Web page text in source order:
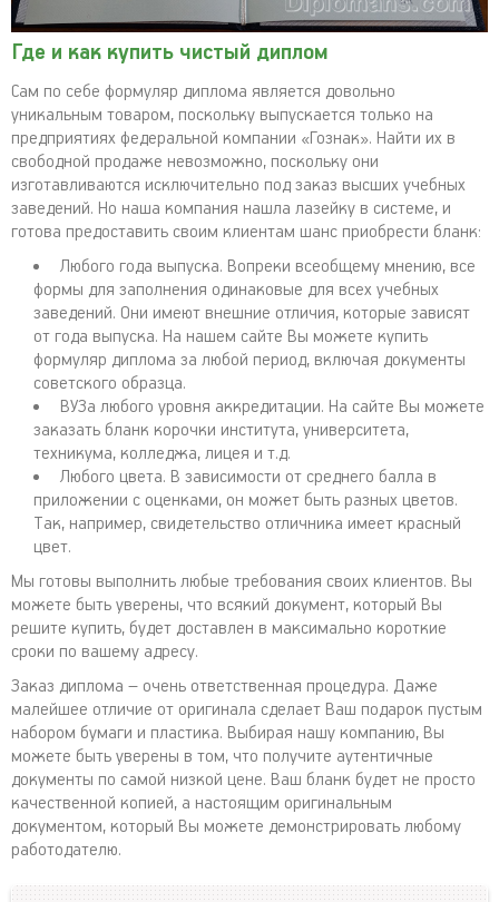
Где и как купить чистый диплом
Сам по себе формуляр диплома является довольно
уникальным товаром, поскольку выпускается только на
предприятиях федеральной компании «Гознак». Найти их в
свободной продаже невозможно, поскольку они
изготавливаются исключительно под заказ высших учебных
заведений. Но наша компания нашла лазейку в системе, и
готова предоставить своим клиентам шанс приобрести бланк:
Любого года выпуска. Вопреки всеобщему мнению, все
формы для заполнения одинаковые для всех учебных
заведений. Они имеют внешние отличия, которые зависят
от года выпуска. На нашем сайте Вы можете купить
формуляр диплома за любой период, включая документы
советского образца.
ВУЗа любого уровня аккредитации. На сайте Вы можете
заказать бланк корочки института, университета,
техникума, колледжа, лицея и т.д.
Любого цвета. В зависимости от среднего балла в
приложении с оценками, он может быть разных цветов.
Так, например, свидетельство отличника имеет красный
цвет.
Мы готовы выполнить любые требования своих клиентов. Вы
можете быть уверены, что всякий документ, который Вы
решите купить, будет доставлен в максимально короткие
сроки по вашему адресу.
Заказ диплома – очень ответственная процедура. Даже
малейшее отличие от оригинала сделает Ваш подарок пустым
набором бумаги и пластика. Выбирая нашу компанию, Вы
можете быть уверены в том, что получите аутентичные
документы по самой низкой цене. Ваш бланк будет не просто
качественной копией, а настоящим оригинальным
документом, который Вы можете демонстрировать любому
работодателю.